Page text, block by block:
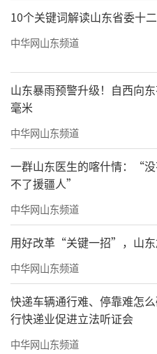
出，真正抵达读书的
书只会浮于表面；只
程。在靶向阅读、读
收、反复研读，这种
究、从而实现高效读写。
以读为基，筑牢
究的根基；以写为径
出，正是读书的最高
究的最终成效。读写
输出的双向奔赴，更
应用的双向赋能——输
入导航，调查研究为
作中读书，将读书作
以输出倒逼输入、以
10个关键词解读山东省委十
中华网山东频道
山东暴雨预警升级！自西向
毫米
中华网山东频道
一群山东医生的喀什情：“
不了援疆人”
中华网山东频道
用好改革“关键一招”，山
中华网山东频道
快递车辆通行难、停靠难怎
行快递业促进立法听证会
中华网山东频道